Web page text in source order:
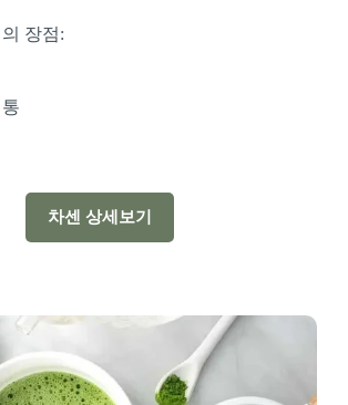
장점:
차센 상세보기